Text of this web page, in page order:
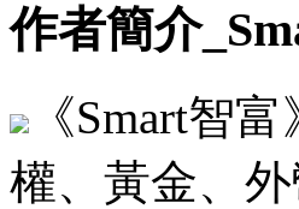
作者簡介
《Smart智
權、黃金、